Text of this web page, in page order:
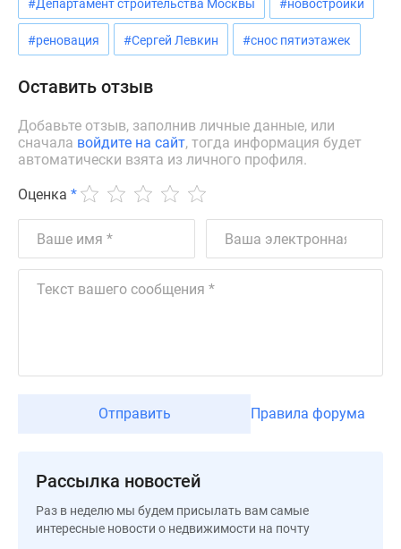
скидками
360°
Субсидированная
застройщиком
Поиск
дома
Москве
Программа
класса
Траншевая
#Департамент строительства Москвы #новостройки
#реновация #Сергей Левкин #снос пятиэтажек
Оставить отзыв
Добавьте отзыв, заполнив личные данные, или
сначала войдите на сайт, тогда информация будет
автоматически взята из личного профиля.
Оценка *
Отправить Правила форума
Рассылка новостей
Раз в неделю мы будем присылать вам самые
интересные новости о недвижимости на почту